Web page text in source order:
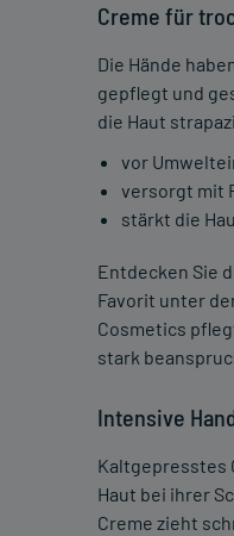
Creme für
Die Hände
gepflegt und
die Haut
vor
versorgt mit
stärkt die
Entdecken Sie
Favorit unter
Cosmetics
stark
Intensive
Kaltgepresstes
Haut bei ihrer
Creme zieht